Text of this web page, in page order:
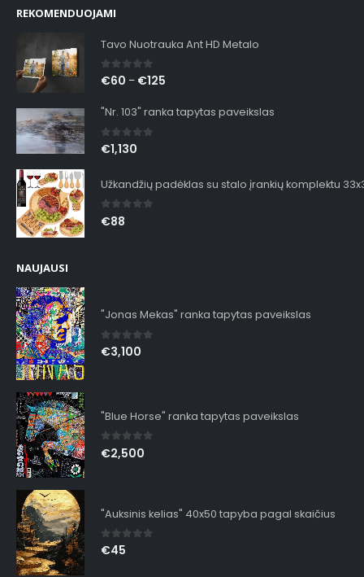
REKOMENDUOJAMI
Tavo Nuotrauka Ant HD Metalo
0out of 5
€60 – €125
"Nr. 103" ranka tapytas paveikslas
0out of 5
€1,130
Užkandžių padėklas su stalo įrankių komplektu
0out of 5
€88
NAUJAUSI
"Jonas Mekas" ranka tapytas paveikslas
0out of 5
€3,100
"Blue Horse" ranka tapytas paveikslas
0out of 5
€2,500
"Auksinis kelias" 40x50 tapyba pagal skaičius
0out of 5
€45